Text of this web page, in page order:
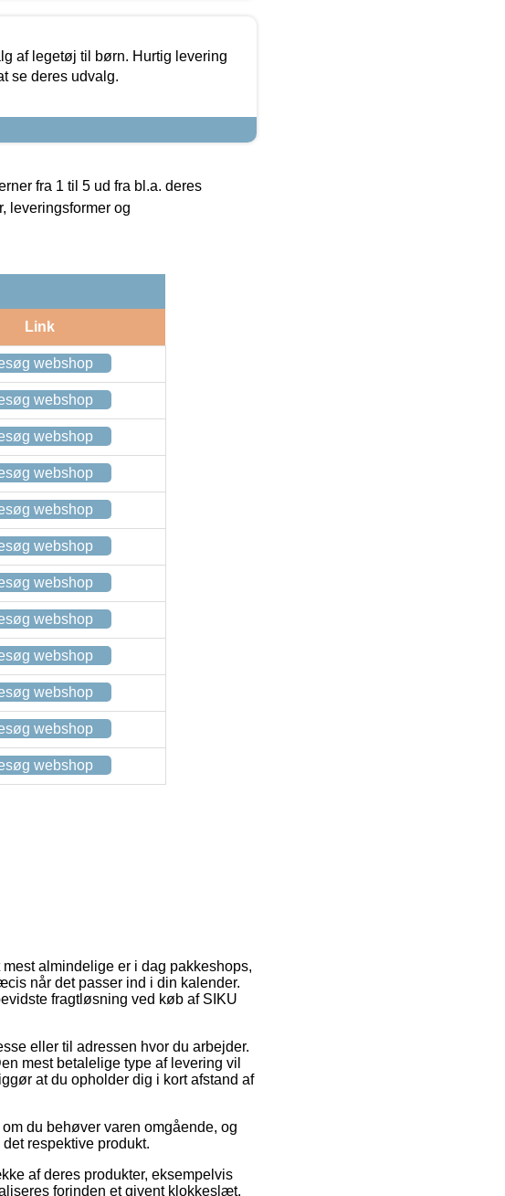
af legetøj til børn. Hurtig levering
se deres udvalg.
fra 1 til 5 ud fra bl.a. deres
leveringsformer og
Link
webshop
webshop
webshop
webshop
webshop
webshop
webshop
webshop
webshop
webshop
webshop
webshop
almindelige er i dag pakkeshops,
når det passer ind i din kalender.
fragtløsning ved køb af SIKU
eller til adressen hvor du arbejder.
mest betalelige type af levering vil
at du opholder dig i kort afstand af
du behøver varen omgående, og
respektive produkt.
af deres produkter, eksempelvis
forinden et givent klokkeslæt,